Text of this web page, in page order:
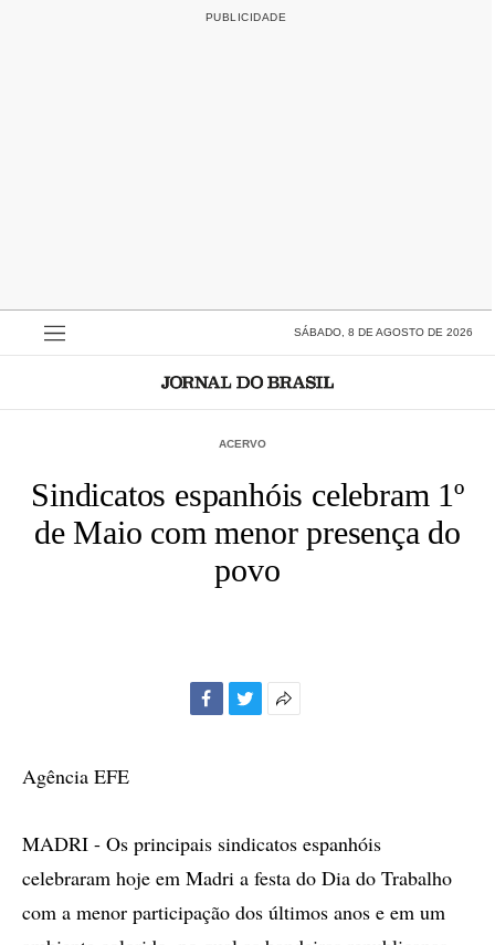
SÁBADO, 8 DE AGOSTO DE 2026
ACERVO
Sindicatos espanhóis celebram 1º
de Maio com menor presença do
povo
Agência EFE
MADRI - Os principais sindicatos espanhóis
celebraram hoje em Madri a festa do Dia do Trabalho
com a menor participação dos últimos anos e em um